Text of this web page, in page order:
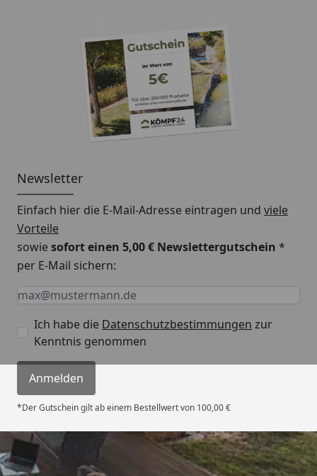
Newsletter
Einfach hier die E-Mail-Adresse eintragen und viele
Vorteile
sowiesofort einen 5,00 € Newslettergutschein *
per E-Mail sichern:
Keine Eingabe erforderlich
Eingabe erforderlich
E-Mail *
Ich habe die Datenschutzbestimmungen zur
Kenntnis genommen
Anmelden
*Der Gutschein gilt ab einem Bestellwert von 100,00 €